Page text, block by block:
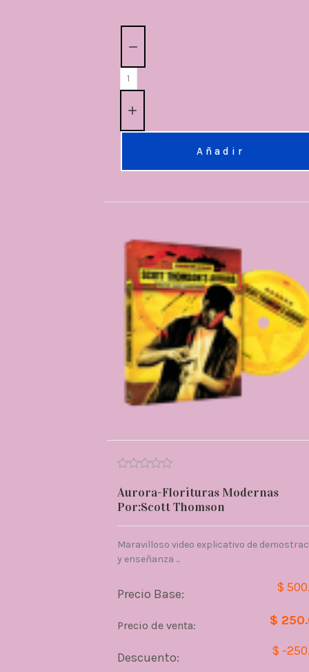
Añadir
Aurora-Florituras Modernas
Por:Scott Thomson
Maravilloso video explicativo de
y enseñanza ...
Precio Base: $
Precio de venta: $
Descuento: $ -